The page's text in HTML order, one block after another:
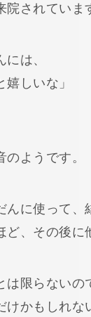
されていま
は、
しいな」
ようです。
に使って、
、その後に
限らないの
かもしれな